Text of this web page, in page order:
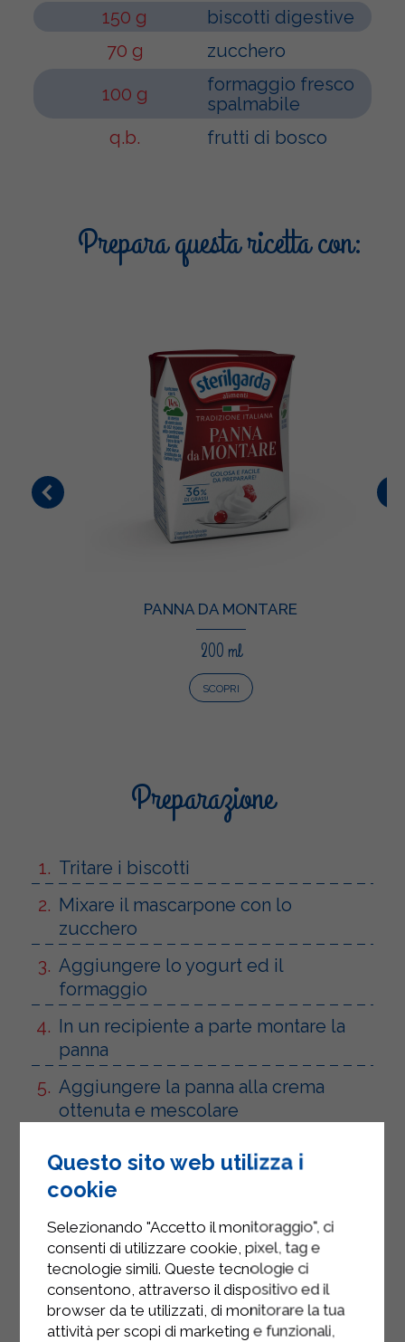
150 g
biscotti digestive
70 g
zucchero
100 g
formaggio fresco
spalmabile
q.b.
frutti di bosco
Prepara questa ricetta con:
PANNA DA MONTARE
200 ml
SCOPRI
Preparazione
Tritare i biscotti
Mixare il mascarpone con lo
zucchero
Aggiungere lo yogurt ed il
formaggio
In un recipiente a parte montare la
panna
Aggiungere la panna alla crema
ottenuta e mescolare
Versare i biscotti tritati sul fondo dei
barattoli
crema
Questo sito web utilizza i
cookie
Selezionando "Accetto il monitoraggio", ci
consenti di utilizzare cookie, pixel, tag e
tecnologie simili. Queste tecnologie ci
consentono, attraverso il dispositivo ed il
browser da te utilizzati, di monitorare la tua
attività per scopi di marketing e funzionali,